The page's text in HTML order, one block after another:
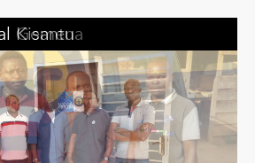
Kisantu